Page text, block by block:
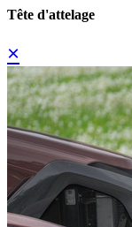
Tête d'attelage
×